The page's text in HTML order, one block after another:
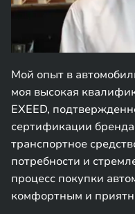
Мой опыт в
моя высокая
EXEED,
сертификации
транспортное
потребности и
процесс покупки
комфортным и